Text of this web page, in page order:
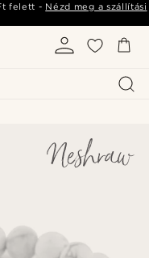
felett - Nézd meg a szállítási